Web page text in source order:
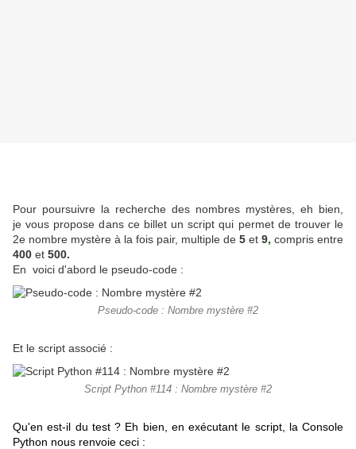
Pour poursuivre la recherche des nombres mystères, eh bien,
je vous propose dans ce billet un script qui permet de trouver le
2e nombre mystère à la fois pair, multiple de 5 et 9, compris entre
400 et 500.
En voici d'abord le pseudo-code :
Pseudo-code : Nombre mystère #2
Et le script associé :
Script Python #114 : Nombre mystère #2
Qu'en est-il du test ? Eh bien, en exécutant le script, la Console
Python nous renvoie ceci :